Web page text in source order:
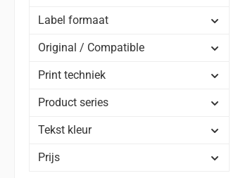
Label formaat
Original / Compatible
Print techniek
Product series
Tekst kleur
Prijs